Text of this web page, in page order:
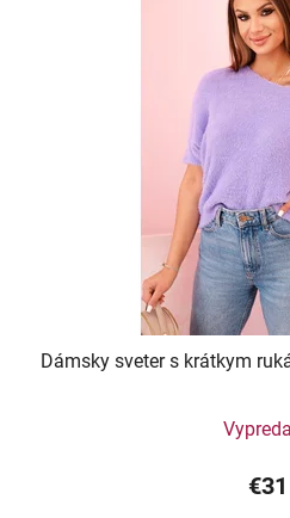
Dámsky sveter s krátkym
€31